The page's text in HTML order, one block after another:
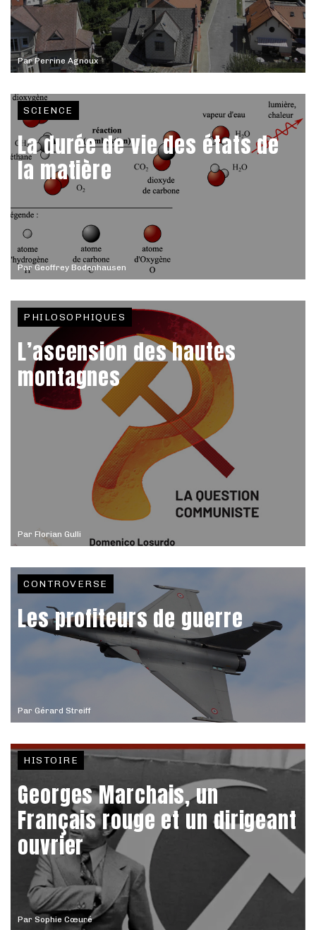
ParPerrine Agnoux
ParGeoffrey Bodenhausen
SCIENCE
La durée de vie des états de
la matière
Par Florian Gulli
PHILOSOPHIQUES
L’ascension des hautes
montagnes
Par Gérard Streiff
CONTROVERSE
Les profiteurs de guerre
Par Sophie Cœuré
HISTOIRE
Georges Marchais, un
Français rouge et un dirigeant
ouvrier